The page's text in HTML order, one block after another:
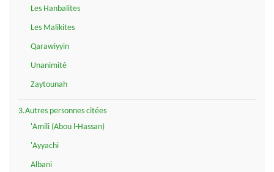
Les Hanbalites
Les Malikites
Qarawiyyin
Unanimité
Zaytounah
3.Autres personnes citées
'Amili (Abou l-Hassan)
'Ayyachi
Albani